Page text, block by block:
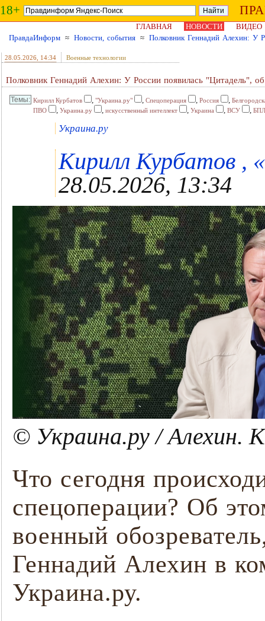
18+
ГЛАВНАЯ НОВОСТИ
ВИДЕО
ПравдаИнформ ≈ Новости, события ≈ Полковник Геннадий Алехин: У
28.05.2026 , 14:34 Военные технологии
Полковник Геннадий Алехин: У России появилась "Цитадель",
Кирилл Курбатов , "Украина.ру" , Спецоперация , Россия ,
ПВО
, Украина.ру , искусственный интеллект , Украина , ВСУ ,
Украина.ру
Кирилл Курбатов ,
28.05.2026, 13:34
© Украина.ру / Алехин.
Что сегодня
спецоперации? Об
военный
Геннадий Алехин в
Украина.ру.